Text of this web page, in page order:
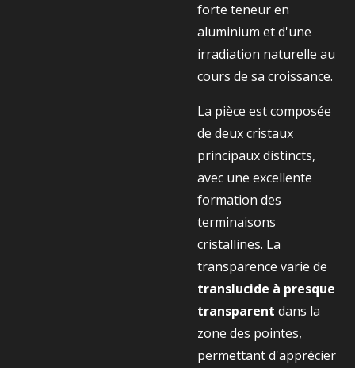
forte teneur en
aluminium et d'une
irradiation naturelle au
cours de sa croissance.
La pièce est composée
de deux cristaux
principaux distincts,
avec une excellente
formation des
terminaisons
cristallines. La
transparence varie de
translucide à presque
transparent dans la
zone des pointes,
permettant d'apprécier